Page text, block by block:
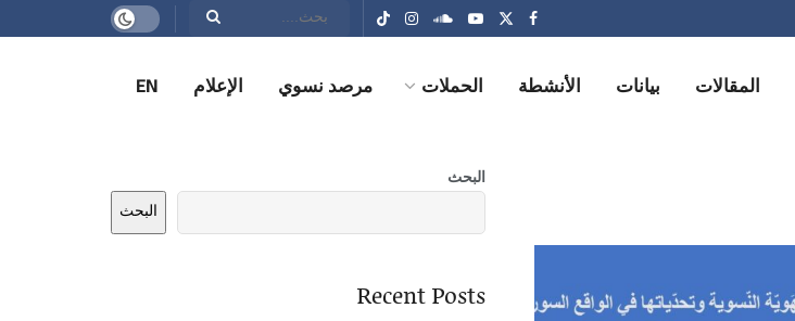
المقالات بيانات الأنشطة الحملات مرصد نسوي الإعلام EN
البحث
البحث
Recent Posts